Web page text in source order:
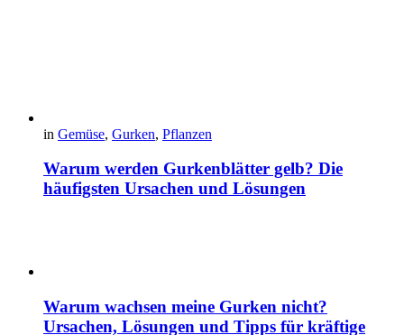
in Gemüse, Gurken, Pflanzen
Warum werden Gurkenblätter gelb? Die
häufigsten Ursachen und Lösungen
Warum wachsen meine Gurken nicht?
Ursachen, Lösungen und Tipps für kräftige